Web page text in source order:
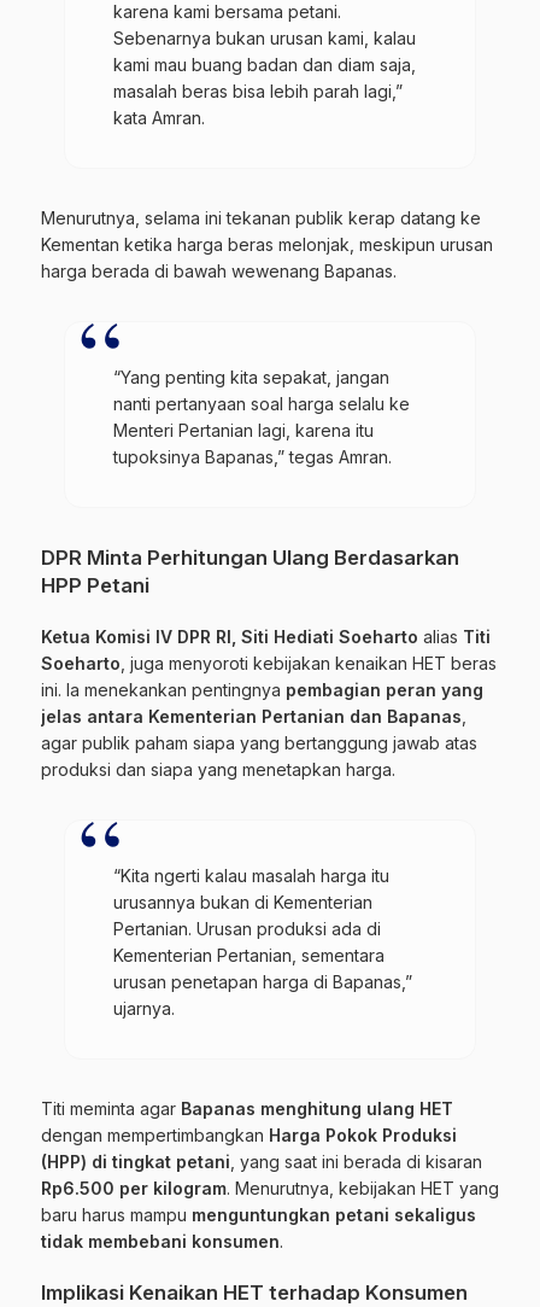
karena kami bersama petani.
Sebenarnya bukan urusan kami, kalau
kami mau buang badan dan diam saja,
masalah beras bisa lebih parah lagi,”
kata Amran.
Menurutnya, selama ini tekanan publik kerap datang ke
Kementan ketika harga beras melonjak, meskipun urusan
harga berada di bawah wewenang Bapanas.
“Yang penting kita sepakat, jangan
nanti pertanyaan soal harga selalu ke
Menteri Pertanian lagi, karena itu
tupoksinya Bapanas,” tegas Amran.
DPR Minta Perhitungan Ulang Berdasarkan
HPP Petani
Ketua Komisi IV DPR RI, Siti Hediati Soeharto alias Titi
Soeharto , juga menyoroti kebijakan kenaikan HET beras
ini. Ia menekankan pentingnya pembagian peran yang
jelas antara Kementerian Pertanian dan Bapanas
agar publik paham siapa yang bertanggung jawab atas
produksi dan siapa yang menetapkan harga.
“Kita ngerti kalau masalah harga itu
urusannya bukan di Kementerian
Pertanian. Urusan produksi ada di
Kementerian Pertanian, sementara
urusan penetapan harga di Bapanas,”
ujarnya.
Titi meminta agar Bapanas menghitung ulang HET
dengan mempertimbangkan Harga Pokok Produksi
(HPP) di tingkat petani , yang saat ini berada di kisaran
Rp6.500 per kilogram. Menurutnya, kebijakan HET yang
baru harus mampu menguntungkan petani sekaligus
tidak membebani konsumen.
Implikasi Kenaikan HET terhadap Konsumen